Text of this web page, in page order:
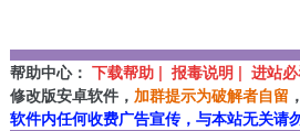
帮助中心： 下载帮助 | 报毒说明 | 进站
修改版安卓软件， 加群提示为破解者自留
软件内任何收费广告宣传，与本站无关请